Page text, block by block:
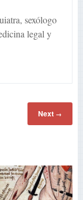
sexólogo
legal y
Next →